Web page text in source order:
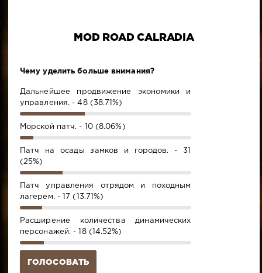
MOD ROAD CALRADIA
Чему уделить больше внимания?
Дальнейшее продвижение экономики и
управления. - 48 (38.71%)
Морской патч. - 10 (8.06%)
Патч на осады замков и городов. - 31
(25%)
Патч управления отрядом и походным
лагерем. - 17 (13.71%)
Расширение количества динамических
персонажей. - 18 (14.52%)
ГОЛОСОВАТЬ